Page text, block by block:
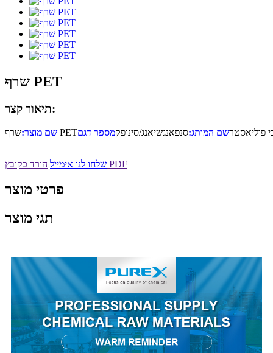
שרף PET
תיאור קצר:
שם מוצר: שרף PET פוליאסטרשם המותג:סנפאנגשיאנג/סינופק
שלחו לנו אימייל הורד כקובץ PDF
פרטי מוצר
תגי מוצר